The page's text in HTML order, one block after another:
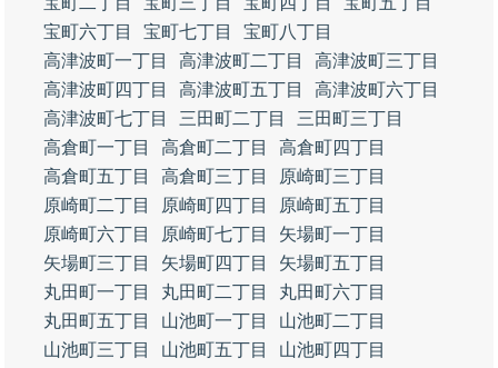
宝町六丁目
宝町七丁目
宝町八丁目
高津波町一丁目
高津波町二丁目
高津波町三丁目
高津波町四丁目
高津波町五丁目
高津波町六丁目
高津波町七丁目
三田町二丁目
三田町三丁目
高倉町一丁目
高倉町二丁目
高倉町四丁目
高倉町五丁目
高倉町三丁目
原崎町三丁目
原崎町二丁目
原崎町四丁目
原崎町五丁目
原崎町六丁目
原崎町七丁目
矢場町一丁目
矢場町三丁目
矢場町四丁目
矢場町五丁目
丸田町一丁目
丸田町二丁目
丸田町六丁目
丸田町五丁目
山池町一丁目
山池町二丁目
山池町三丁目
山池町五丁目
山池町四丁目